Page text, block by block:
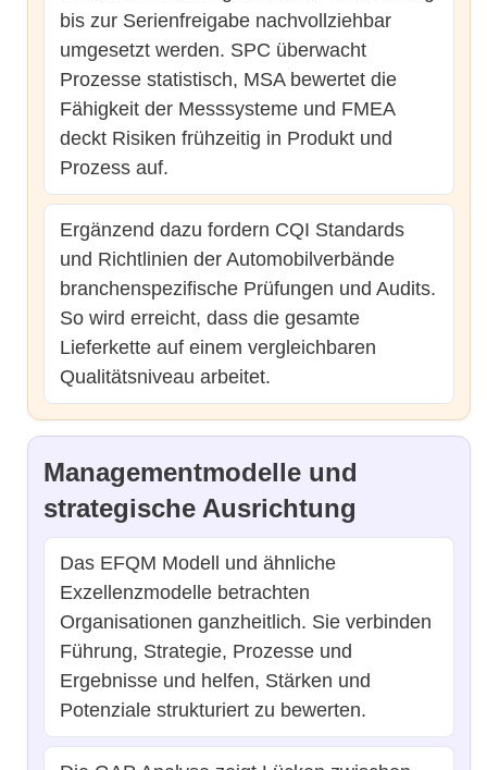
bis zur Serienfreigabe nachvollziehbar
umgesetzt werden. SPC überwacht
Prozesse statistisch, MSA bewertet die
Fähigkeit der Messsysteme und FMEA
deckt Risiken frühzeitig in Produkt und
Prozess auf.
Ergänzend dazu fordern CQI Standards
und Richtlinien der Automobilverbände
branchenspezifische Prüfungen und Audits.
So wird erreicht, dass die gesamte
Lieferkette auf einem vergleichbaren
Qualitätsniveau arbeitet.
Managementmodelle und
strategische Ausrichtung
Das EFQM Modell und ähnliche
Exzellenzmodelle betrachten
Organisationen ganzheitlich. Sie verbinden
Führung, Strategie, Prozesse und
Ergebnisse und helfen, Stärken und
Potenziale strukturiert zu bewerten.